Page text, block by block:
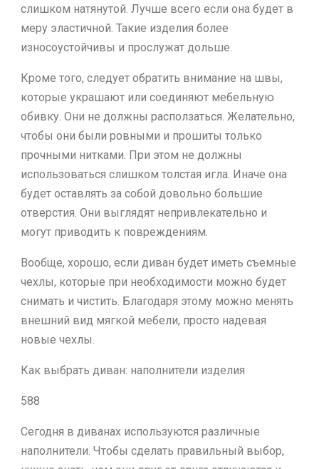
слишком натянутой. Лучше всего если она будет в
меру эластичной. Такие изделия более
износоустойчивы и прослужат дольше.
Кроме того, следует обратить внимание на швы,
которые украшают или соединяют мебельную
обивку. Они не должны расползаться. Желательно,
чтобы они были ровными и прошиты только
прочными нитками. При этом не должны
использоваться слишком толстая игла. Иначе она
будет оставлять за собой довольно большие
отверстия. Они выглядят непривлекательно и
могут приводить к повреждениям.
Вообще, хорошо, если диван будет иметь съемные
чехлы, которые при необходимости можно будет
снимать и чистить. Благодаря этому можно менять
внешний вид мягкой мебели, просто надевая
новые чехлы.
Как выбрать диван: наполнители изделия
588
Сегодня в диванах используются различные
наполнители. Чтобы сделать правильный выбор,